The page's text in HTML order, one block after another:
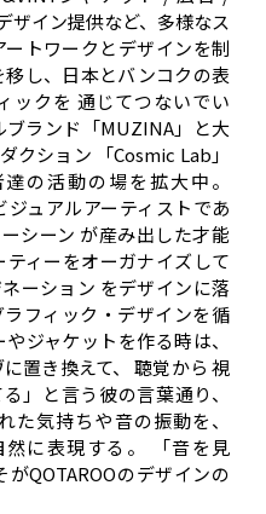
ザイン提供など、多様なス
トワークとデザインを制
し、日本とバンコクの表
ックを 通じてつないでい
ランド「MUZINA」と大
クション 「Cosmic Lab」
の活動の場を拡大中。
ジュアルアーティストであ
シーン が産み出した才能
ィーをオーガナイズして
ーション をデザインに落
フィック・デザインを循
ジャケットを作る時は、
置き換えて、 聴覚から 視
」と言う彼の言葉通り、
た気持ちや音の振動を、
然に表現する。 「音を見
QOTAROOのデザインの